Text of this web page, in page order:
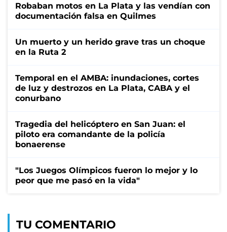
Robaban motos en La Plata y las vendían con
documentación falsa en Quilmes
Un muerto y un herido grave tras un choque
en la Ruta 2
Temporal en el AMBA: inundaciones, cortes
de luz y destrozos en La Plata, CABA y el
conurbano
Tragedia del helicóptero en San Juan: el
piloto era comandante de la policía
bonaerense
"Los Juegos Olímpicos fueron lo mejor y lo
peor que me pasó en la vida"
TU COMENTARIO